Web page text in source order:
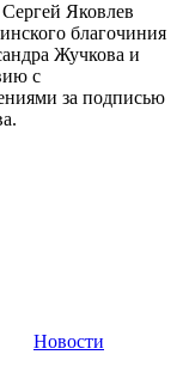
Яковлев
благочиния
Жучкова и
с
за подписью
Новости